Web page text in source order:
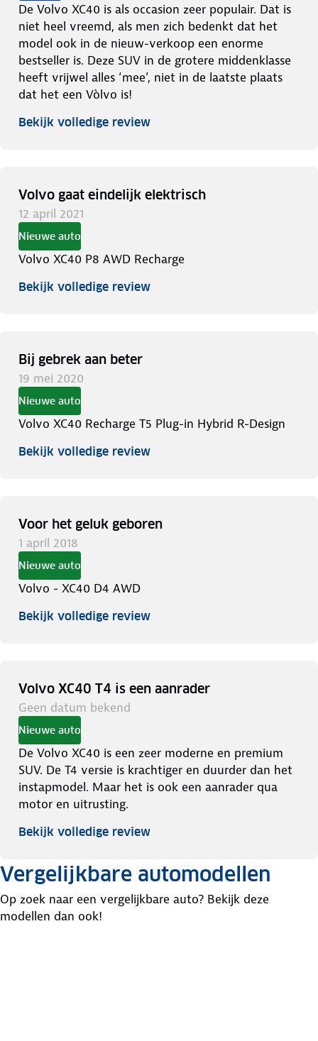
De Volvo XC40 is als occasion zeer populair. Dat is
niet heel vreemd, als men zich bedenkt dat het
model ook in de nieuw-verkoop een enorme
bestseller is. Deze SUV in de grotere middenklasse
heeft vrijwel alles ‘mee’, niet in de laatste plaats
dat het een Vòlvo is!
Bekijk volledige review
Volvo gaat eindelijk elektrisch
12 april 2021
Nieuwe auto
Volvo XC40 P8 AWD Recharge
Bekijk volledige review
Bij gebrek aan beter
19 mei 2020
Nieuwe auto
Volvo XC40 Recharge T5 Plug-in Hybrid R-Design
Bekijk volledige review
Voor het geluk geboren
1 april 2018
Nieuwe auto
Volvo - XC40 D4 AWD
Bekijk volledige review
Volvo XC40 T4 is een aanrader
Geen datum bekend
Nieuwe auto
De Volvo XC40 is een zeer moderne en premium
SUV. De T4 versie is krachtiger en duurder dan het
instapmodel. Maar het is ook een aanrader qua
motor en uitrusting.
Bekijk volledige review
Vergelijkbare automodellen
Op zoek naar een vergelijkbare auto? Bekijk deze
modellen dan ook!